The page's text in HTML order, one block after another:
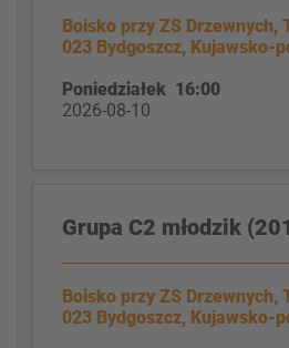
Boisko przy ZS Drzewnych,
023 Bydgoszcz, Kujawsko-
Poniedziałek 16:00
2026-08-10
Grupa C2 młodzik
Boisko przy ZS Drzewnych,
023 Bydgoszcz, Kujawsko-